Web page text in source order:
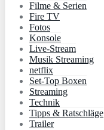
Filme & Serien
Fire TV
Fotos
Konsole
Live-Stream
Musik Streaming
netflix
Set-Top Boxen
Streaming
Technik
Tipps & Ratschläge
Trailer